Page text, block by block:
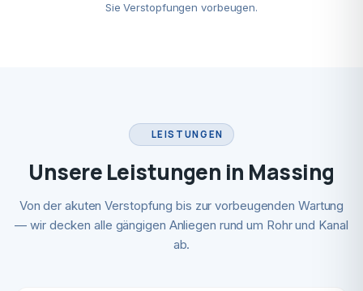
Sie Verstopfungen vorbeugen.
LEISTUNGEN
Unsere Leistungen in Massing
Von der akuten Verstopfung bis zur vorbeugenden Wartung
— wir decken alle gängigen Anliegen rund um Rohr und Kanal
ab.